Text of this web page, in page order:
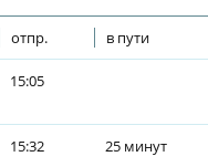
отпр. в пути
15:05
15:32 25 минут